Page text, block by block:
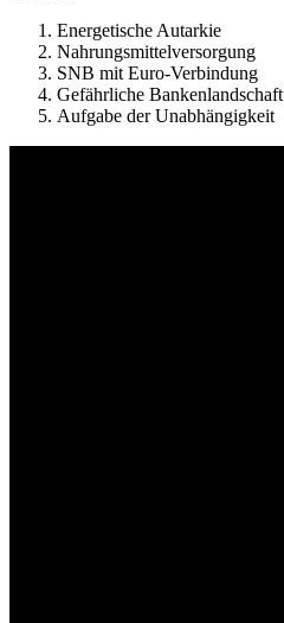
Energetische Autarkie
Nahrungsmittelversorgung
SNB mit Euro-Verbindung
Gefährliche Bankenlandschaft
Aufgabe der Unabhängigkeit